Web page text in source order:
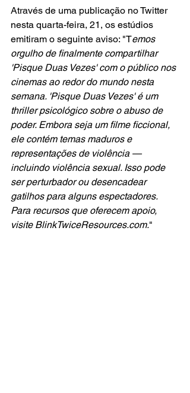
Através de uma publicação no Twitter
nesta quarta-feira, 21, os estúdios
emitiram o seguinte aviso: "Temos
orgulho de finalmente compartilhar
'Pisque Duas Vezes' com o público nos
cinemas ao redor do mundo nesta
semana. 'Pisque Duas Vezes' é um
thriller psicológico sobre o abuso de
poder. Embora seja um filme ficcional,
ele contém temas maduros e
representações de violência —
incluindo violência sexual. Isso pode
ser perturbador ou desencadear
gatilhos para alguns espectadores.
Para recursos que oferecem apoio,
visite BlinkTwiceResources.com."